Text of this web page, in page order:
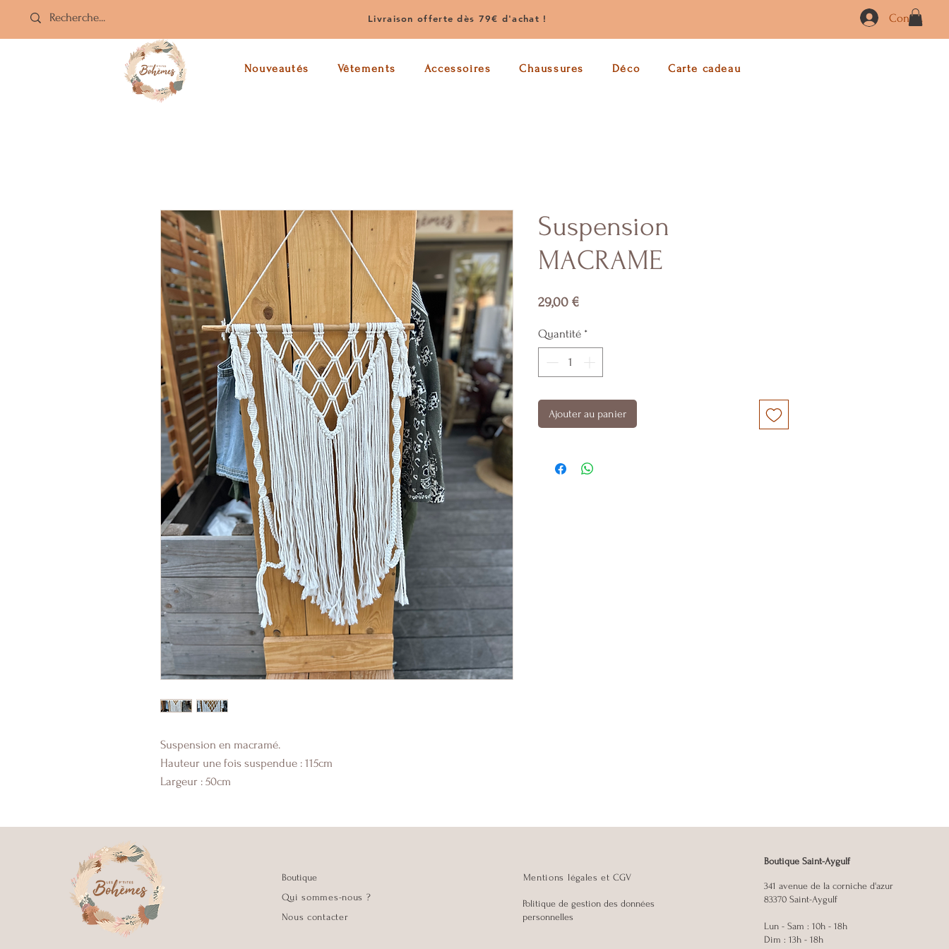
Livraison offerte dès 79€ d'achat ! Connexion
Nouveautés Vêtements Accessoires Chaussures Déco Carte cadeau
Suspension en macramé.
Hauteur une fois suspendue : 115cm
Largeur : 50cm
Suspension
MACRAME
29,00 €
Quantité *
Ajouter au panier
Boutique
Qui sommes-nous ?
Nous contacter
Mentions légales et CGV
Politique de gestion des données
personnelles
Boutique Saint-Aygulf
341 avenue de la corniche d'azur
83370 Saint-Aygulf
Lun - Sam : 10h - 18h
Dim : 13h - 18h